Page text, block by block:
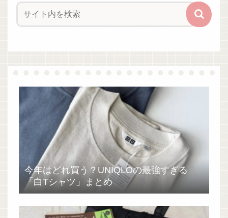
今年はどれ買う？UNIQLOの最強すぎる
「白Tシャツ」まとめ